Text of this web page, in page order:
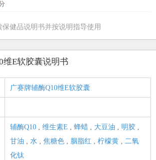
健品说明书并按说明指导使用
维E软胶囊说明书
广赛牌辅酶Q10维E软胶囊
辅酶Q10 维生素E 蜂蜡 大豆油 明胶
甘油
水 焦糖色 胭脂红 柠檬黄
二氧
化钛